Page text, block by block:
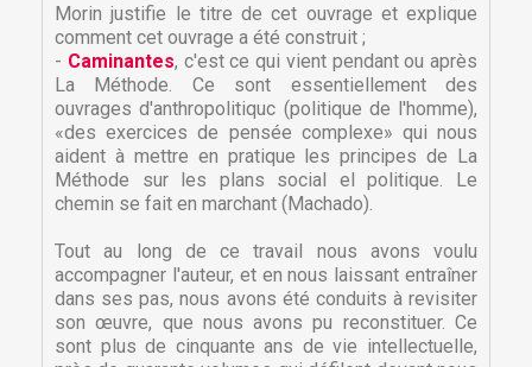
Créer une liste d'envies ×
Connexion ×
Morin justifie le titre de cet ouvrage et explique
comment cet ouvrage a été construit ;
- Caminantes, c'est ce qui vient pendant ou après
La Méthode. Ce sont essentiellement des
ouvrages d'anthropolitiquc (politique de l'homme),
«des exercices de pensée complexe» qui nous
aident à mettre en pratique les principes de La
Méthode sur les plans social el politique. Le
chemin se fait en marchant (Machado).
Tout au long de ce travail nous avons voulu
accompagner l'auteur, et en nous laissant entraîner
dans ses pas, nous avons été conduits à revisiter
son œuvre, que nous avons pu reconstituer. Ce
sont plus de cinquante ans de vie intellectuelle,